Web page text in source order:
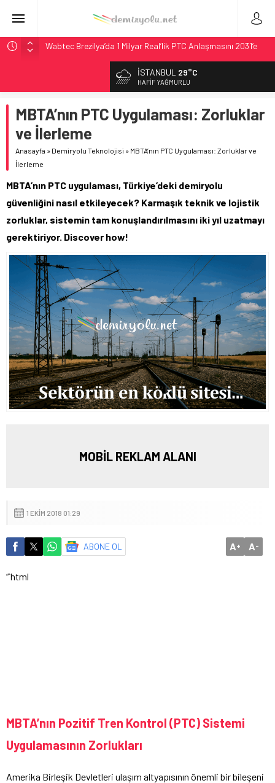
Wabtec Brezilya’da 1 Milyar Real’lik PTC Anlaşmasını 2031’e
ABD’de CREATE Programı 72,4 Milyon Dolarlık Alt Geçidi
Ukrayna’da Yolcu Trenine İHA Saldırısı: Zamanında Tahliye
Faciayı Önledi
DB Modernizasyon Programı: 70. İstasyona Ulaşıldı
Utah’ta 31 Milyon Dolarlık Proje Trafik Çilesini Bitiriyor
İSTANBUL 29°C
HAFIF YAĞMURLU
MBTA’nın PTC Uygulaması: Zorluklar
ve İlerleme
Anasayfa » Demiryolu Teknolojisi » MBTA’nın PTC Uygulaması: Zorluklar ve
İlerleme
MBTA’nın PTC uygulaması, Türkiye’deki demiryolu
güvenliğini nasıl etkileyecek? Karmaşık teknik ve lojistik
zorluklar, sistemin tam konuşlandırılmasını iki yıl uzatmayı
gerektiriyor. Discover how!
MOBİL REKLAM ALANI
1 EKIM 2018 01:29
ABONE OL A+ A-
“`html
MBTA’nın Pozitif Tren Kontrol (PTC) Sistemi
Uygulamasının Zorlukları
Amerika Birleşik Devletleri ulaşım altyapısının önemli bir bileşeni